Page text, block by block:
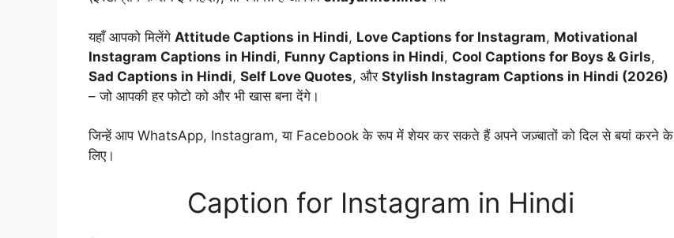
यहाँ आपको मिलेंगे Attitude Captions in Hindi, Love Captions for Instagram, Motivational
Instagram Captions in Hindi, Funny Captions in Hindi, Cool Captions for Boys & Girls,
Sad Captions in Hindi, Self Love Quotes, और Stylish Instagram Captions in Hindi (2026)
– जो आपकी हर फोटो को और भी खास बना देंगे।
जिन्हें आप WhatsApp, Instagram, या Facebook के रूप में शेयर कर सकते हैं अपने जज़्बातों को दिल से बयां करने के
लिए।
Caption for Instagram in Hindi